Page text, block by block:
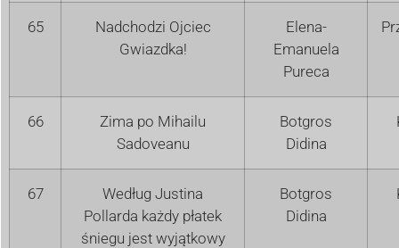
65
Nadchodzi Ojciec
Gwiazdka!
Elena-
Emanuela
Pureca
66
Zima po Mihailu
Sadoveanu
Botgros
Didina
67
Według Justina
Pollarda każdy płatek
śniegu jest wyjątkowy
Botgros
Didina